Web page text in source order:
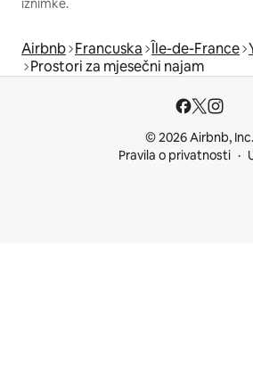
iznimke.
Airbnb Francuska Île-de-France
Prostori za mjesečni najam
© 2026 Airbnb, Inc.
Pravila o privatnosti